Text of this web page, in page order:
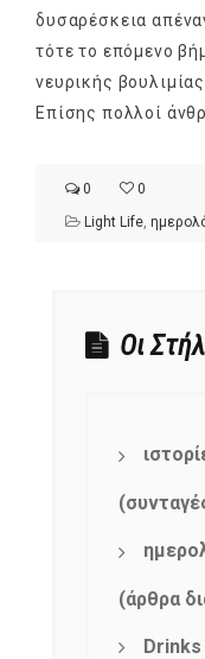
δυσαρέσκεια
τότε το επόμενο
νευρικής
Επίσης πολλοί
0
0
Light Life,
Οι
(άρθρα